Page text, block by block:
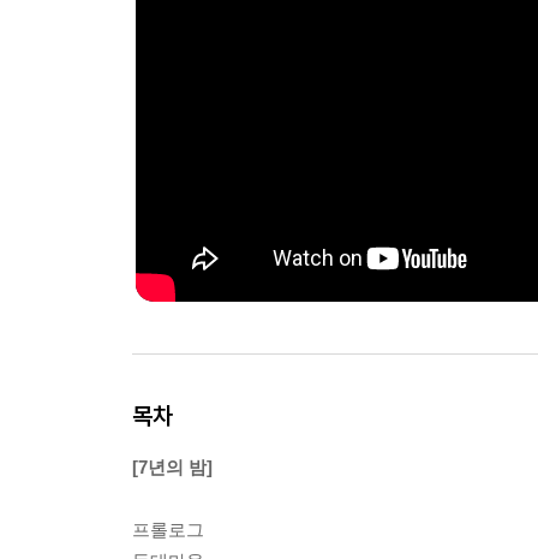
목차
[7년의 밤]
프롤로그